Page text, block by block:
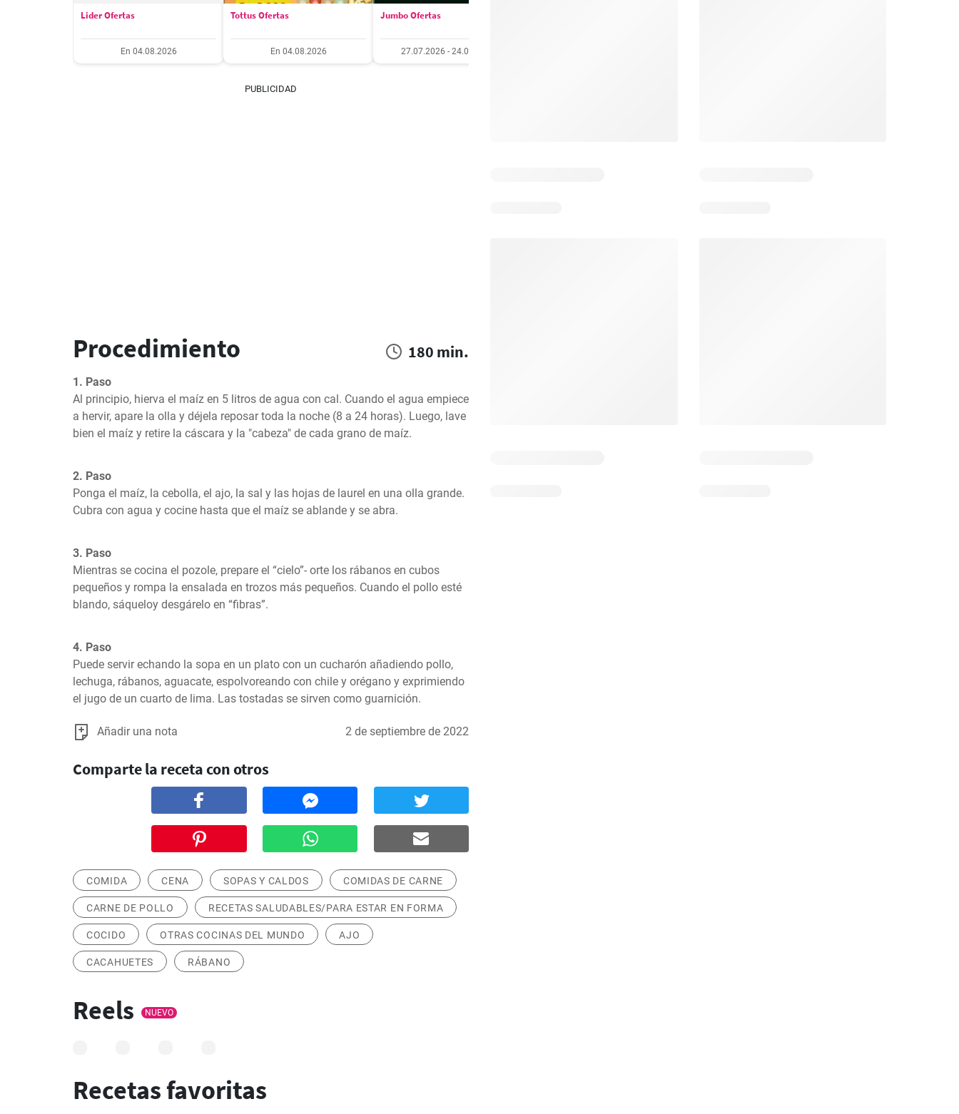
Lider Ofertas
En 04.08.2026
Tottus Ofertas
En 04.08.2026
Jumbo Ofertas
27.07.2026 - 24.08.2026
PUBLICIDAD
Procedimiento 180 min.
1. Paso
Al principio, hierva el maíz en 5 litros de agua con cal. Cuando el agua empiece
a hervir, apare la olla y déjela reposar toda la noche (8 a 24 horas). Luego, lave
bien el maíz y retire la cáscara y la "cabeza" de cada grano de maíz.
2. Paso
Ponga el maíz, la cebolla, el ajo, la sal y las hojas de laurel en una olla grande.
Cubra con agua y cocine hasta que el maíz se ablande y se abra.
3. Paso
Mientras se cocina el pozole, prepare el “cielo”- orte los rábanos en cubos
pequeños y rompa la ensalada en trozos más pequeños. Cuando el pollo esté
blando, sáqueloy desgárelo en “fibras”.
4. Paso
Puede servir echando la sopa en un plato con un cucharón añadiendo pollo,
lechuga, rábanos, aguacate, espolvoreando con chile y orégano y exprimiendo
el jugo de un cuarto de lima. Las tostadas se sirven como guarnición.
Añadir una nota 2 de septiembre de 2022
Comparte la receta con otros
COMIDA CENA SOPAS Y CALDOS COMIDAS DE CARNE
CARNE DE POLLO RECETAS SALUDABLES/PARA ESTAR EN FORMA
COCIDO OTRAS COCINAS DEL MUNDO AJO
CACAHUETES RÁBANO
Reels NUEVO
Recetas favoritas